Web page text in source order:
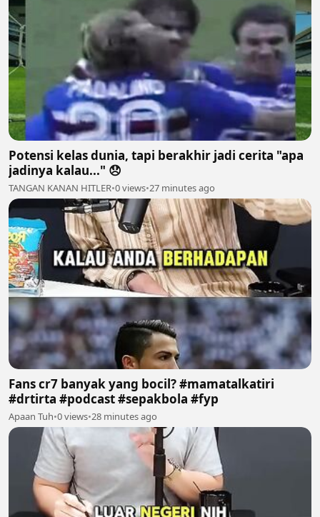
Potensi kelas dunia, tapi berakhir jadi cerita "apa
jadinya kalau..." 😞
TANGAN KANAN HITLER•0 views•27 minutes ago
Fans cr7 banyak yang bocil? #mamatalkatiri
#drtirta #podcast #sepakbola #fyp
Apaan Tuh•0 views•28 minutes ago